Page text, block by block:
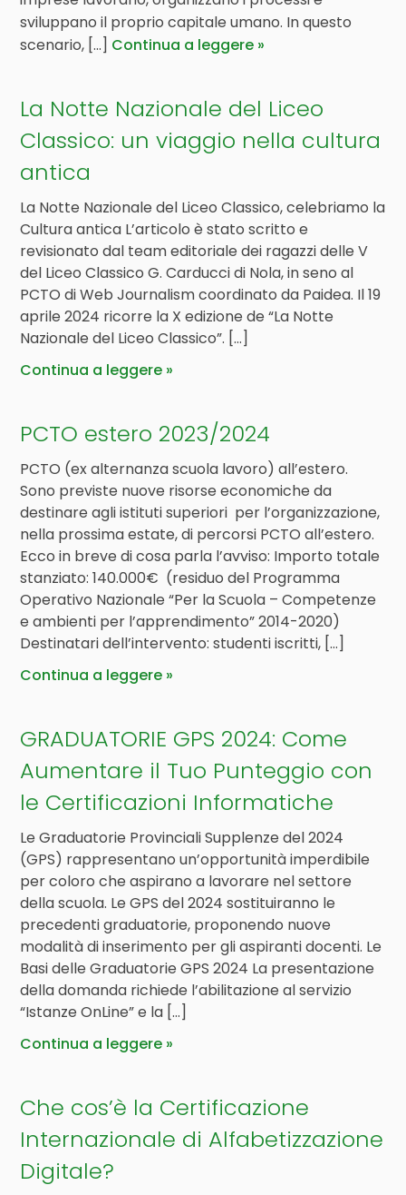
sviluppano il proprio capitale umano. In questo
scenario, [...] Continua a leggere
La Notte Nazionale del Liceo
Classico: un viaggio nella cultura
antica
La Notte Nazionale del Liceo Classico, celebriamo la
Cultura antica L’articolo è stato scritto e
revisionato dal team editoriale dei ragazzi delle V
del Liceo Classico G. Carducci di Nola, in seno al
PCTO di Web Journalism coordinato da Paidea. Il 19
aprile 2024 ricorre la X edizione de “La Notte
Nazionale del Liceo Classico”. […]
Continua a leggere
PCTO estero 2023/2024
PCTO (ex alternanza scuola lavoro) all’estero.
Sono previste nuove risorse economiche da
destinare agli istituti superiori per l’organizzazione,
nella prossima estate, di percorsi PCTO all’estero.
Ecco in breve di cosa parla l’avviso: Importo totale
stanziato: 140.000€ (residuo del Programma
Operativo Nazionale “Per la Scuola – Competenze
e ambienti per l’apprendimento” 2014-2020)
Destinatari dell’intervento: studenti iscritti, […]
Continua a leggere
GRADUATORIE GPS 2024: Come
Aumentare il Tuo Punteggio con
le Certificazioni Informatiche
Le Graduatorie Provinciali Supplenze del 2024
(GPS) rappresentano un’opportunità imperdibile
per coloro che aspirano a lavorare nel settore
della scuola. Le GPS del 2024 sostituiranno le
precedenti graduatorie, proponendo nuove
modalità di inserimento per gli aspiranti docenti. Le
Basi delle Graduatorie GPS 2024 La presentazione
della domanda richiede l’abilitazione al servizio
“Istanze OnLine” e la […]
Continua a leggere
Che cos’è la Certificazione
Internazionale di Alfabetizzazione
Digitale?